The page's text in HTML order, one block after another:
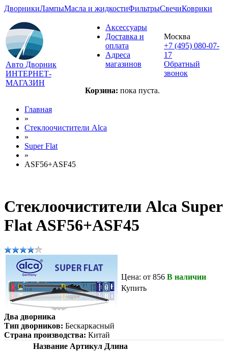
ДворникиЛампыМасла и жидкостиФильтрыСвечиКоврики
Авто Дворник
ИНТЕРНЕТ-
МАГАЗИН
Аксессуары
Доставка и
оплата
Адреса
магазинов
Корзина: пока пуста.
Москва
+7 (495) 080-07-
17
Обратный
звонок
Главная
»
Стеклоочистители Alca
»
Super Flat
»
ASF56+ASF45
Стеклоочистители Alca Super
Flat ASF56+ASF45
Цена: от 856 В наличии
Купить
Два дворника
Тип дворников: Бескаркасный
Страна производства: Китай
Название Артикул Длина